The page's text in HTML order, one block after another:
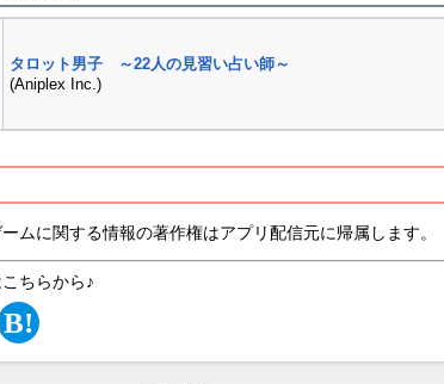
タロット男子 ～22人の見習い占い師～
(Aniplex Inc.)
ムに関する情報の著作権はアプリ配信元に帰属します。
ちらから♪